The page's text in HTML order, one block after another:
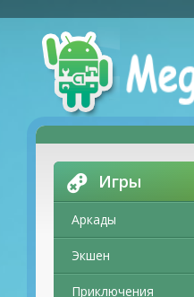
Игры
Аркады
Экшен
Приключения